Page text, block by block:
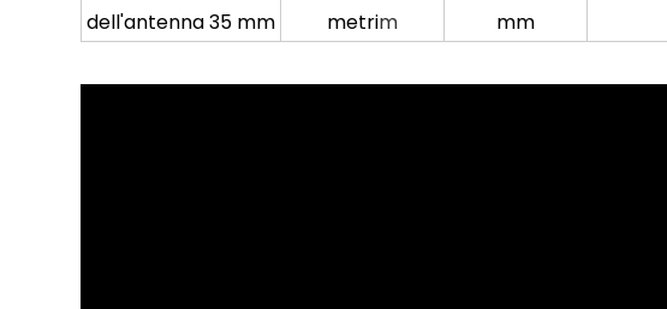
dell'antenna 35 mm
metrim
mm